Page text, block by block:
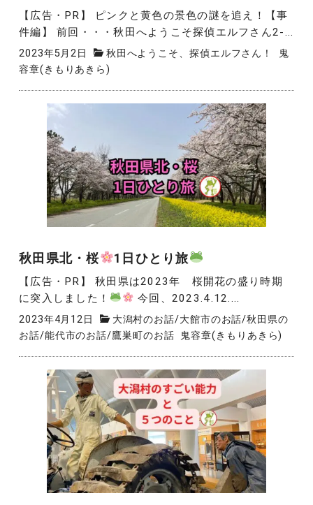
【広告・PR】 ピンクと黄色の景色の謎を追え！【事
件編】 前回・・・秋田へようこそ探偵エルフさん2-...
2023年5月2日 秋田へようこそ、探偵エルフさん！
鬼
容章(きもりあきら)
秋田県北・桜 1日ひとり旅
【広告・PR】 秋田県は2023年 桜開花の盛り時期
に突入しました！
今回、2023.4.12....
2023年4月12日 大潟村のお話/大館市のお話/秋田県の
お話/能代市のお話/鷹巣町のお話 鬼容章(きもりあきら)